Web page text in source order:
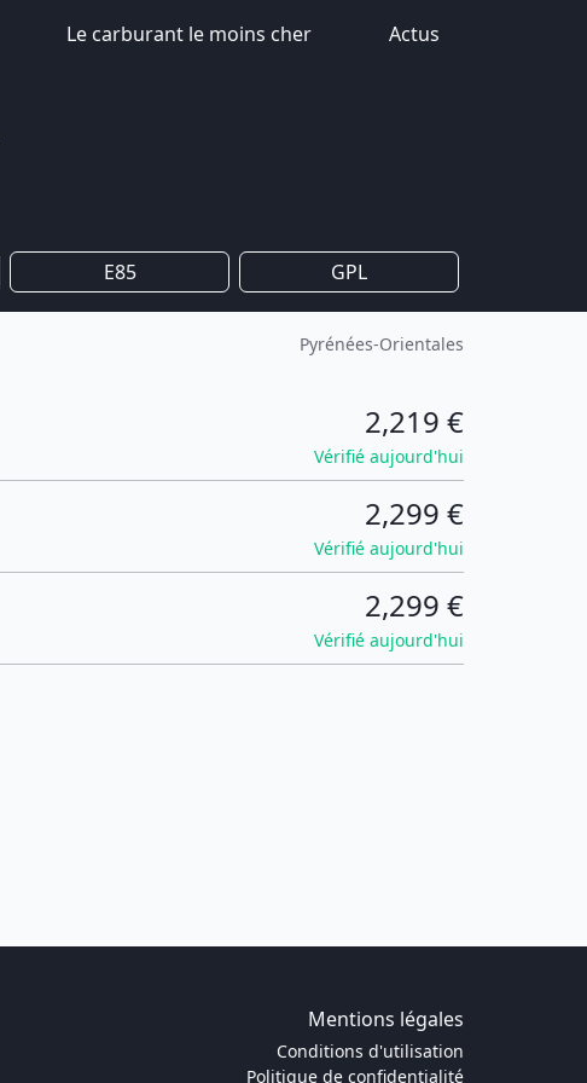
Le carburant le moins cher Actus
E85 GPL
Pyrénées-Orientales
2,219 €
Vérifié aujourd'hui
2,299 €
Vérifié aujourd'hui
2,299 €
Vérifié aujourd'hui
Mentions légales
Conditions d'utilisation
Politique de confidentialité